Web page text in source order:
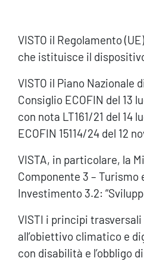
VISTO il Regolamento
che istituisce il
VISTO il Piano Nazionale
Consiglio ECOFIN del 13
con nota LT161/21 del
ECOFIN 15114/24 del 12
VISTA, in particolare, la
Componente 3 – Turismo
Investimento 3.2:
VISTI i principi
all’obiettivo climatico e
con disabilità e l’obbligo